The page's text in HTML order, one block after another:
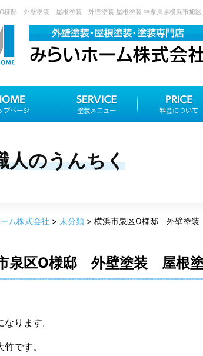
様邸 外壁塗装 屋根塗装 - 外壁塗装 屋根塗装 神奈川県横浜市旭区
人のうんちく
ム株式会社 > 未分類 > 横浜市泉区O様邸 外壁塗
泉区O様邸 外壁塗装 屋根
ります。
です。